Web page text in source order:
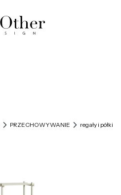
Zobacz szczegóły
PRZECHOWYWANIE regały i półki